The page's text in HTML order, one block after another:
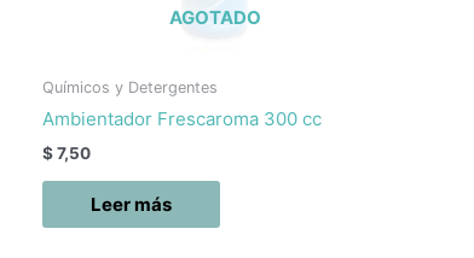
AGOTADO
Químicos y Detergentes
Ambientador Frescaroma 300 cc
$7,50
Leer más